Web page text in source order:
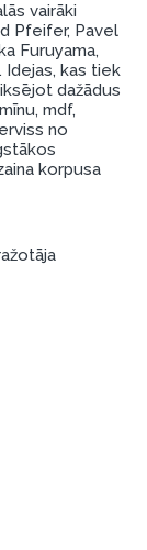
iepazīties ar
.
vairāki
Pfeifer, Pavel
Furuyama,
Idejas, kas tiek
dažādus
mdf,
no
korpusa